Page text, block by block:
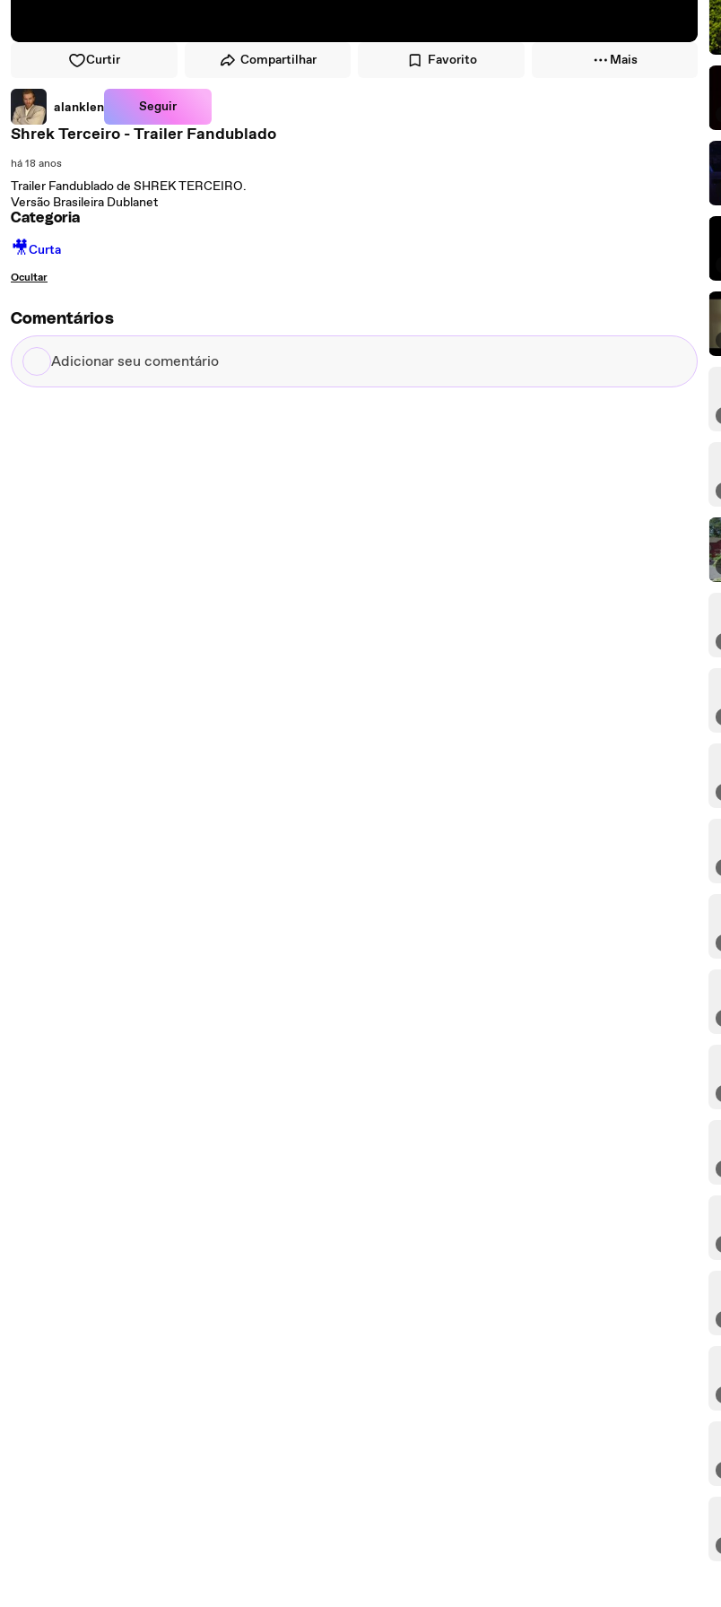
Curtir Compartilhar Favorito Mais
alanklen Seguir
Shrek Terceiro - Trailer Fandublado
há 18 anos
Trailer Fandublado de SHREK TERCEIRO.
Versão Brasileira Dublanet
Categoria
🎥Curta
Ocultar
Comentários
Adicionar
seu